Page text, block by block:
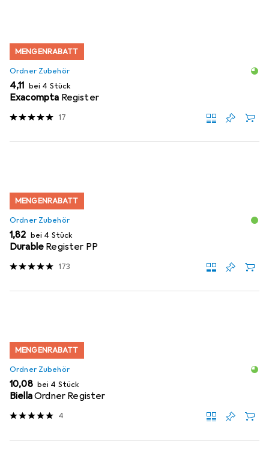
MENGENRABATT
Ordner Zubehör
EUR
4,11 bei 4 Stück
Exacompta Register
17
MENGENRABATT
Ordner Zubehör
EUR
1,82 bei 4 Stück
Durable Register PP
173
MENGENRABATT
Ordner Zubehör
EUR
10,08 bei 4 Stück
BiellaOrdner Register
4